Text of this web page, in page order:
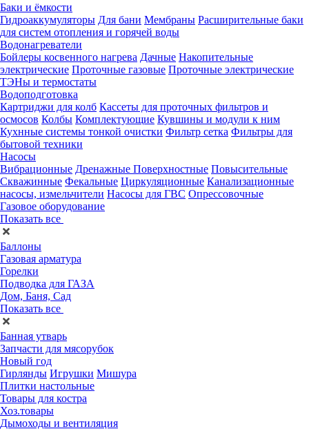
Баки и ёмкости
Гидроаккумуляторы Для бани Мембраны Расширительные баки
для систем отопления и горячей воды
Водонагреватели
Бойлеры косвенного нагрева Дачные Накопительные
электрические Проточные газовые Проточные электрические
ТЭНы и термостаты
Водоподготовка
Картриджи для колб Кассеты для проточных фильтров и
осмосов Колбы Комплектующие Кувшины и модули к ним
Кухнные системы тонкой очистки Фильтр сетка Фильтры для
бытовой техники
Насосы
Вибрационные Дренажные Поверхностные Повысительные
Скважинные Фекальные Циркуляционные Канализационные
насосы, измельчители Насосы для ГВС Опрессовочные
Газовое оборудование
Показать все
Баллоны
Газовая арматура
Горелки
Подводка для ГАЗА
Дом, Баня, Сад
Показать все
Банная утварь
Запчасти для мясорубок
Новый год
Гирлянды Игрушки Мишура
Плитки настольные
Товары для костра
Хоз.товары
Дымоходы и вентиляция